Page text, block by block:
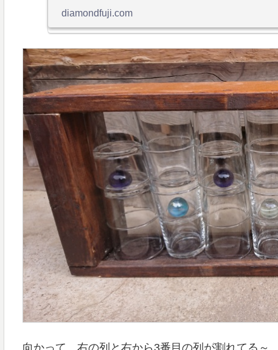
diamondfuji.com
向かって、右の列と右から3番目の列が割れてる～